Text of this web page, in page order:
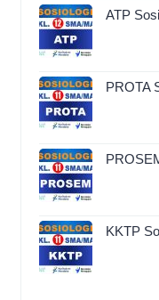
ATP
PROTA
KKTP